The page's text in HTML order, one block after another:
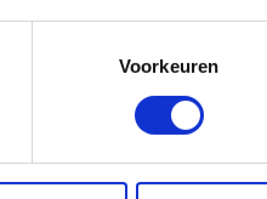
Voorkeuren